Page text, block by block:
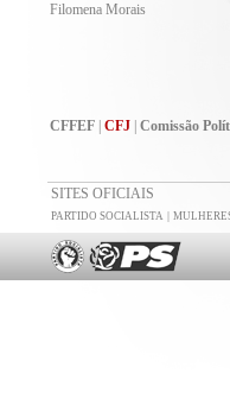
Filomena Morais
CFFEF| CFJ| Comissão
SITES OFICIAIS
PARTIDO SOCIALISTA |